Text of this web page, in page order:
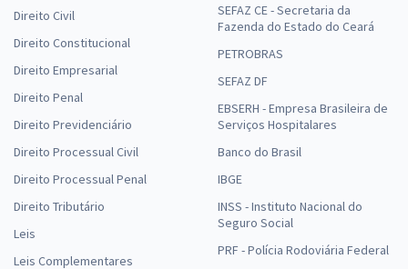
Direito Civil
Direito Constitucional
Direito Empresarial
Direito Penal
Direito Previdenciário
Direito Processual Civil
Direito Processual Penal
Direito Tributário
Leis
Leis Complementares
SEFAZ CE - Secretaria da
Fazenda do Estado do Ceará
PETROBRAS
SEFAZ DF
EBSERH - Empresa Brasileira de
Serviços Hospitalares
Banco do Brasil
IBGE
INSS - Instituto Nacional do
Seguro Social
PRF - Polícia Rodoviária Federal